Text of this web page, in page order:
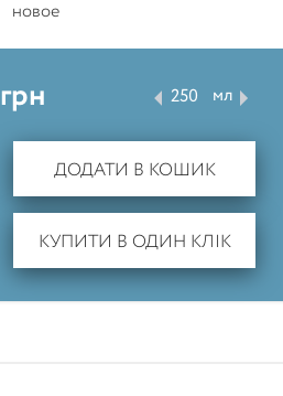
новое
грн мл
ДОДАТИ В КОШИК
КУПИТИ В ОДИН КЛІК